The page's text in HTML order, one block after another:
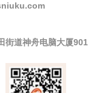
街道神舟电脑大厦901